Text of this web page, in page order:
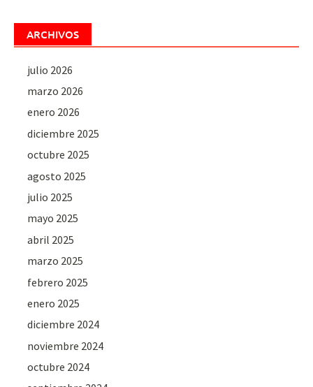
ARCHIVOS
julio 2026
marzo 2026
enero 2026
diciembre 2025
octubre 2025
agosto 2025
julio 2025
mayo 2025
abril 2025
marzo 2025
febrero 2025
enero 2025
diciembre 2024
noviembre 2024
octubre 2024